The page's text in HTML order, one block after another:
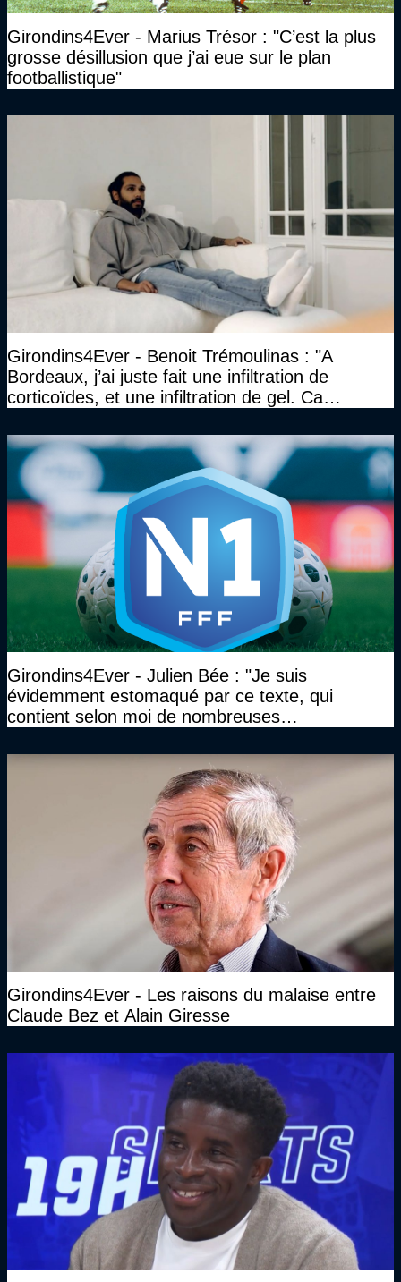
Girondins4Ever - Marius Trésor : "C’est la plus
grosse désillusion que j’ai eue sur le plan
footballistique"
Girondins4Ever - Benoit Trémoulinas : "A
Bordeaux, j’ai juste fait une infiltration de
corticoïdes, et une infiltration de gel. Ca
Girondins4Ever - Julien Bée : "Je suis
évidemment estomaqué par ce texte, qui
contient selon moi de nombreuses
plan juridique"
Girondins4Ever - Les raisons du malaise entre
Claude Bez et Alain Giresse